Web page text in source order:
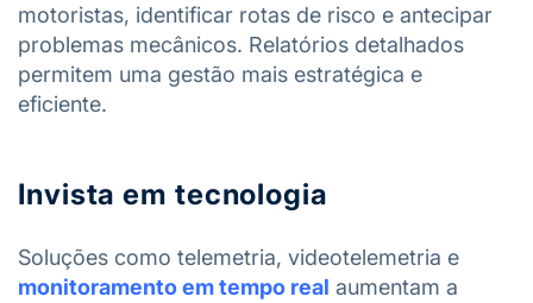
motoristas, identificar rotas de risco e antecipar
problemas mecânicos. Relatórios detalhados
permitem uma gestão mais estratégica e
eficiente.
Invista em tecnologia
Soluções como telemetria, videotelemetria e
monitoramento em tempo real aumentam a